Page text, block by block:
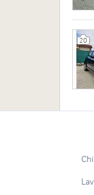
20